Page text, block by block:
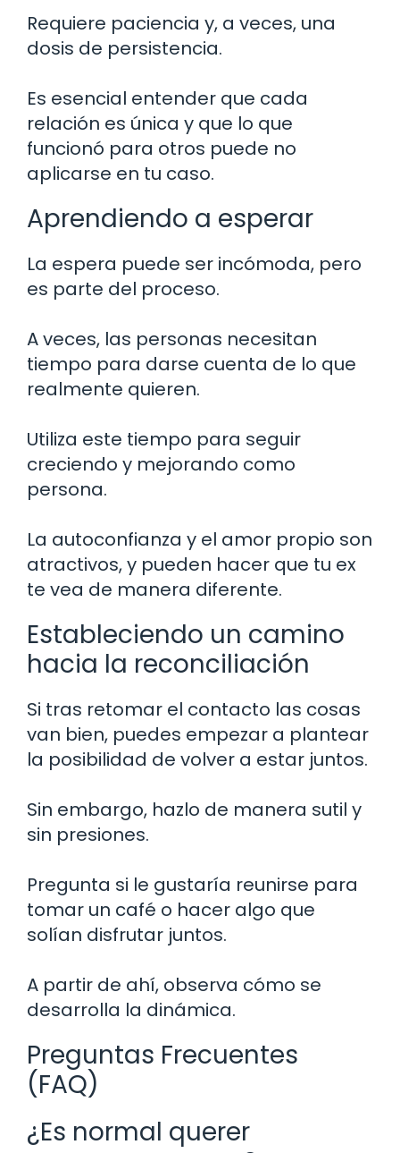
Requiere paciencia y, a veces, una
dosis de persistencia.
Es esencial entender que cada
relación es única y que lo que
funcionó para otros puede no
aplicarse en tu caso.
Aprendiendo a esperar
La espera puede ser incómoda, pero
es parte del proceso.
A veces, las personas necesitan
tiempo para darse cuenta de lo que
realmente quieren.
Utiliza este tiempo para seguir
creciendo y mejorando como
persona.
La autoconfianza y el amor propio son
atractivos, y pueden hacer que tu ex
te vea de manera diferente.
Estableciendo un camino
hacia la reconciliación
Si tras retomar el contacto las cosas
van bien, puedes empezar a plantear
la posibilidad de volver a estar juntos.
Sin embargo, hazlo de manera sutil y
sin presiones.
Pregunta si le gustaría reunirse para
tomar un café o hacer algo que
solían disfrutar juntos.
A partir de ahí, observa cómo se
desarrolla la dinámica.
Preguntas Frecuentes
(FAQ)
¿Es normal querer